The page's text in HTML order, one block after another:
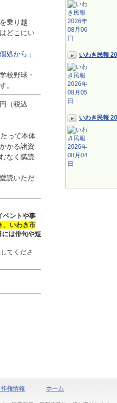
いわき民報
いわき民報
乗り越
どこにい
処から」
校野球・
。
（税込
って本体
かる諸資
なく購読
読いただ
ベントや事
、いわき市
には俳句や短
てくださ
権情報 ホーム